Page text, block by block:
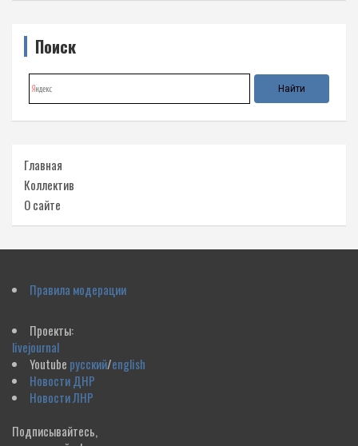
Поиск
Главная
Коллектив
О сайте
Правила модерации
Проекты:
livejournal
Youtube русский/english
Новости ДНР
Новости ЛНР
Подписывайтесь,